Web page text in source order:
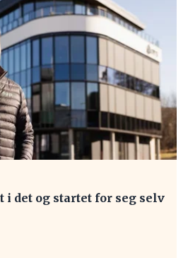
i det og startet for seg selv